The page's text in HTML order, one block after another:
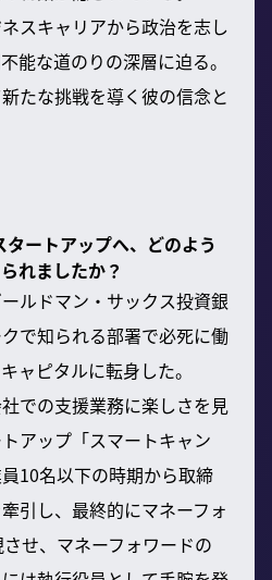
スキャリアから政治を志し
能な道のりの深層に迫る。
たな挑戦を導く彼の信念と
ートアップへ、どのよう
れましたか？
ルドマン・サックス投資銀
で知られる部署で必死に働
ャピタルに転身した。
での支援業務に楽しさを見
アップ「スマートキャン
10名以下の時期から取締
引し、最終的にマネーフォ
せ、マネーフォワードの